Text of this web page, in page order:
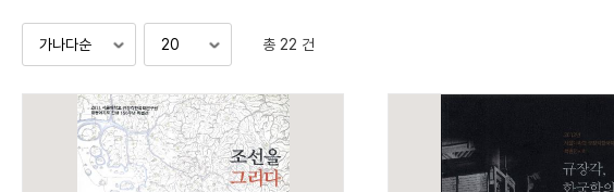
검색 연산자 사용안내
총 22 건